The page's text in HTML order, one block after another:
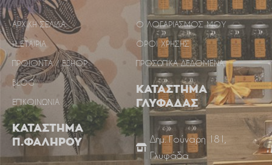
ΑΡΧΙΚΗ ΣΕΛΙΔΑ
Η ΕΤΑΙΡΙΑ
ΠΡΟΙΟΝΤΑ / ESHOP
BLOG
ΕΠΙΚΟΙΝΩΝΙΑ
ΚΑΤΑΣΤΗΜΑ
Π.ΦΑΛΗΡΟΥ
Ο ΛΟΓΑΡΙΑΣΜΟΣ ΜΟΥ
ΟΡΟΙ ΧΡΗΣΗΣ
ΠΡΟΣΩΠΙΚΑ ΔΕΔΟΜΕΝΑ
ΚΑΤΑΣΤΗΜΑ
ΓΛΥΦΑΔΑΣ
Δημ. Γούναρη 181,
Γλυφάδα